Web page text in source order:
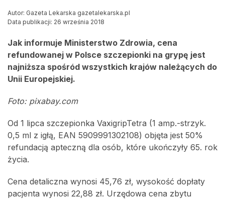
Autor: Gazeta Lekarska gazetalekarska.pl
Data publikacji: 26 września 2018
Jak informuje Ministerstwo Zdrowia, cena
refundowanej w Polsce szczepionki na grypę jest
najniższa spośród wszystkich krajów należących do
Unii Europejskiej.
Foto: pixabay.com
Od 1 lipca szczepionka VaxigripTetra (1 amp.-strzyk.
0,5 ml z igłą, EAN 5909991302108) objęta jest 50%
refundacją apteczną dla osób, które ukończyły 65. rok
życia.
Cena detaliczna wynosi 45,76 zł, wysokość dopłaty
pacjenta wynosi 22,88 zł. Urzędowa cena zbytu